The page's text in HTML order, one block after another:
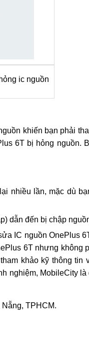
nhằn này.
khiến bạn phải
6T bị hỏng nguồn.
nhiều lần, mặc dù
6T nhưng không